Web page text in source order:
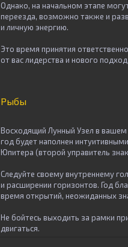
Однако, на начальном этапе
переезда, возможно также и
и личную энергию.
Это время принятия
от вас лидерства и нового
Рыбы
Восходящий Лунный Узел в вашем
год будет наполнен
Юпитера (второй управитель
Следуйте своему внутреннему
и расширении горизонтов. Год
время открытий, неожиданных
Не бойтесь выходить за рамки
двигаться.